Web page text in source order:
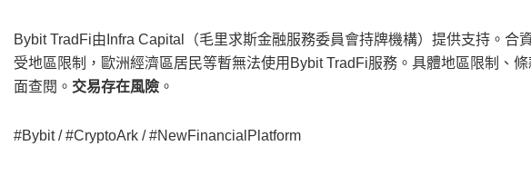
Bybit TradFi由Infra Capital（毛里求斯金融服務委員會持牌機構）提供支持。合
受地區限制，歐洲經濟區居民等暫無法使用Bybit TradFi服務。具體地區限制、
面查閱。 交易存在風險 。
#Bybit / #CryptoArk / #NewFinancialPlatform